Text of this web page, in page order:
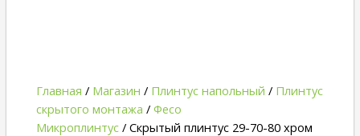
Главная / Магазин / Плинтус напольный / Плинтус
скрытого монтажа /Фесо
Микроплинтус / Скрытый плинтус 29-70-80 хром